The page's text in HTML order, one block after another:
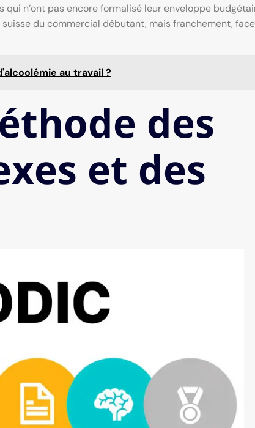
n’ont pas encore formalisé leur enveloppe
du commercial débutant, mais franchement, face
au travail ?
des
et des